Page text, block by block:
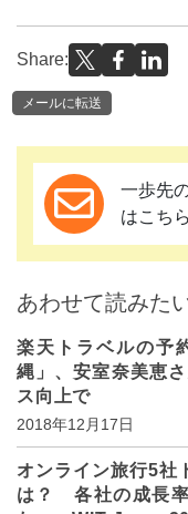
Share:
メールに転送
一歩先
はこちら
あわせて読みた
楽天トラベルの予
縄」、安室奈美恵
ス向上で
2018年12月17日
オンライン旅行5社
は？ 各社の成長率